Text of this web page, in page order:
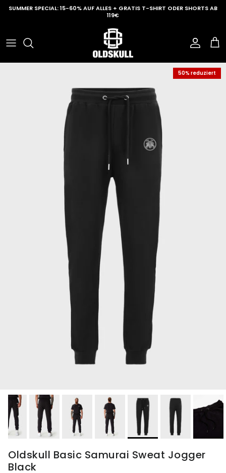
Direkt zum Inhalt
SUMMER SPECIAL: 15-60% AUF ALLES + GRATIS T-SHIRT ODER SHORTS AB
119€
Konto
50% reduziert
Oldskull Basic Samurai Sweat Jogger
Black